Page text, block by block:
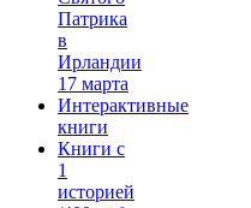
Патрика
в
Ирландии
17 марта
Интерактивные
книги
Книги с
1
историей